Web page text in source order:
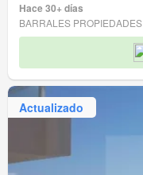
Hace 30+ días
BARRALES PROPIEDADES
Actualizado